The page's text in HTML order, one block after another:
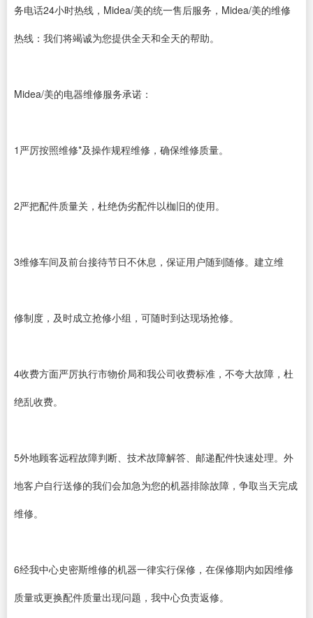
务电话24小时热线，Midea/美的统一售后服务，Midea/美的维修
热线：我们将竭诚为您提供全天和全天的帮助。
Midea/美的电器维修服务承诺：
1严厉按照维修*及操作规程维修，确保维修质量。
2严把配件质量关，杜绝伪劣配件以枷旧的使用。
3维修车间及前台接待节日不休息，保证用户随到随修。建立维
修制度，及时成立抢修小组，可随时到达现场抢修。
4收费方面严厉执行市物价局和我公司收费标准，不夸大故障，杜
绝乱收费。
5外地顾客远程故障判断、技术故障解答、邮递配件快速处理。外
地客户自行送修的我们会加急为您的机器排除故障，争取当天完成
维修。
6经我中心史密斯维修的机器一律实行保修，在保修期内如因维修
质量或更换配件质量出现问题，我中心负责返修。